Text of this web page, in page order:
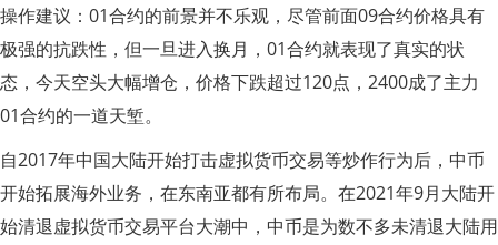
操作建议：01合约的前景并不乐观，尽管前面09合约价格具有
极强的抗跌性，但一旦进入换月，01合约就表现了真实的状
态，今天空头大幅增仓，价格下跌超过120点，2400成了主力
01合约的一道天堑。
自2017年中国大陆开始打击虚拟货币交易等炒作行为后，中币
开始拓展海外业务，在东南亚都有所布局。在2021年9月大陆开
始清退虚拟货币交易平台大潮中，中币是为数不多未清退大陆用